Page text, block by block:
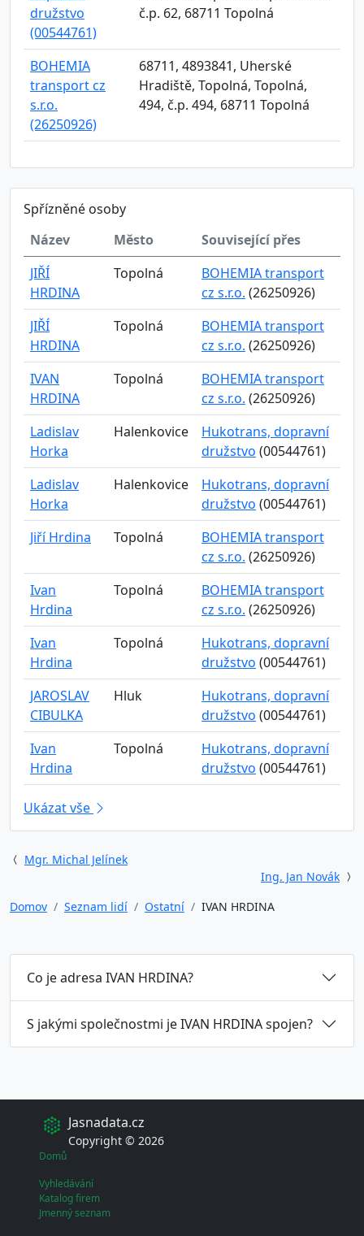
družstvo
(00544761)
č.p. 62, 68711 Topolná
BOHEMIA
transport cz
s.r.o.
(26250926)
68711, 4893841, Uherské
Hradiště, Topolná, Topolná,
494, č.p. 494, 68711 Topolná
Spřízněné osoby
Název
Město
Související přes
JIŘÍ
HRDINA
Topolná
BOHEMIA transport
cz s.r.o. (26250926)
JIŘÍ
HRDINA
Topolná
BOHEMIA transport
cz s.r.o. (26250926)
IVAN
HRDINA
Topolná
BOHEMIA transport
cz s.r.o. (26250926)
Ladislav
Horka
Halenkovice
Hukotrans, dopravní
družstvo (00544761)
Ladislav
Horka
Halenkovice
Hukotrans, dopravní
družstvo (00544761)
Jiří Hrdina
Topolná
BOHEMIA transport
cz s.r.o. (26250926)
Ivan
Hrdina
Topolná
BOHEMIA transport
cz s.r.o. (26250926)
Ivan
Hrdina
Topolná
Hukotrans, dopravní
družstvo (00544761)
JAROSLAV
CIBULKA
Hluk
Hukotrans, dopravní
družstvo (00544761)
Ivan
Hrdina
Topolná
Hukotrans, dopravní
družstvo (00544761)
Ukázat vše
Mgr. Michal Jelínek
Ing. Jan Novák
Domov
Seznam lidí Ostatní IVAN HRDINA
Co je adresa IVAN HRDINA?
S jakými společnostmi je IVAN HRDINA spojen?
Jasnadata.cz
Copyright © 2026
Domů
Vyhledávání
Katalog firem
Jmenný seznam